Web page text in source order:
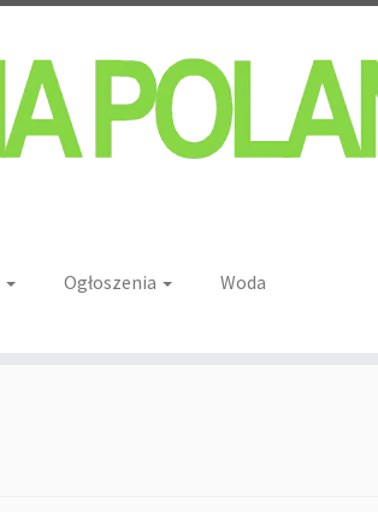
Ogłoszenia
Woda